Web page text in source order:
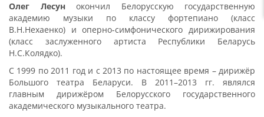
Олег Лесун окончил Белорусскую государственную
академию музыки по классу фортепиано (класс
В.Н.Нехаенко) и оперно-симфонического дирижирования
(класс заслуженного артиста Республики Беларусь
Н.С.Колядко).
С 1999 по 2011 год и с 2013 по настоящее время – дирижёр
Большого театра Беларуси. В 2011–2013 гг. являлся
главным дирижёром Белорусского государственного
академического музыкального театра.